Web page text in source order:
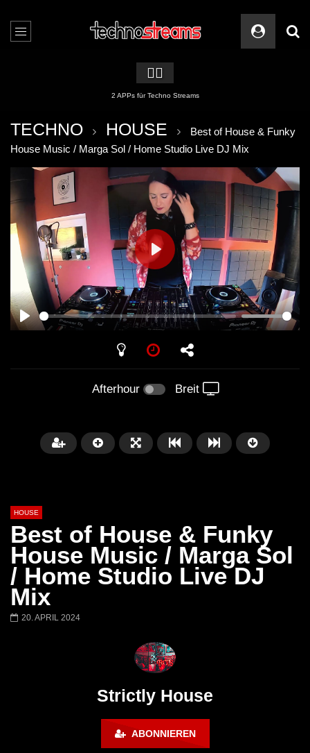
🏳️‍🌈
2 APPs für Techno Streams
TECHNO HOUSE
Best of House & Funky
House Music / Marga Sol / Home Studio Live DJ Mix
PLAY
PLAY
Afterhour Breit
Später
00:20:23
Honey Dijon- Escenario Villa
Maravilla @ Tecate Pal Norte
2023 Monterrey NL 3 31 23
HOUSE
Best of House & Funky
House Music / Marga Sol
/ Home Studio Live DJ
Mix
20. APRIL 2024
Strictly House
ABONNIEREN